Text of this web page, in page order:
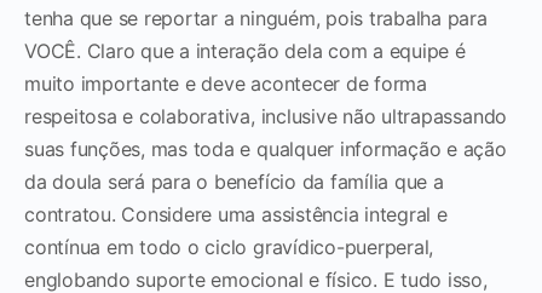
tenha que se reportar a ninguém, pois trabalha para
VOCÊ. Claro que a interação dela com a equipe é
muito importante e deve acontecer de forma
respeitosa e colaborativa, inclusive não ultrapassando
suas funções, mas toda e qualquer informação e ação
da doula será para o benefício da família que a
contratou. Considere uma assistência integral e
contínua em todo o ciclo gravídico-puerperal,
englobando suporte emocional e físico. E tudo isso,